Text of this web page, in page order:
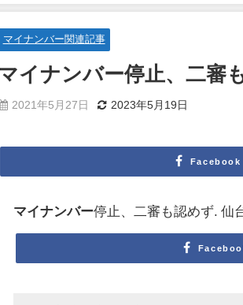
マイナンバー関連記事
マイナンバー停止、二審
2021年5月27日 2023年5月19日
Facebook
マイナンバー停止、二審も認めず. 仙